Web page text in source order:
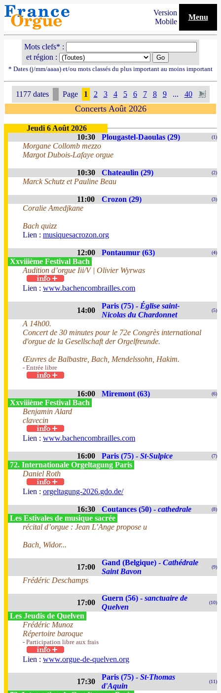
Version
Mobile
Menu
Mots clefs* :
et région :
* Dates (j/mm/aaaa) et/ou mots classés du plus important au moins important
1177 dates Page 1 2 3 4 5 6 7 8 9 ... 40
Concerts Août 2026
Jeudi 6 Août 2026
10:30
Plougastel-Daoulas (29) (1)
Morgane Collomb mezzo
Margot Dubois-Lafaye orgue
10:30 Chateaulin (29) (2)
Marck Schutz et Pauline Beau
11:00 Crozon (29) (3)
Coralie Amedjkane
Bach quizz
Lien : musiquesacrozon.org
12:00 Pontaumur (63) (4)
Xxviiième Festival Bach
Audition d’orgue Iii/V | Olivier Wyrwas
Lien : www.bachencombrailles.com
14:00
Paris (75) - Église saint-
Nicolas du Chardonnet
(5)
A 14h00.
Concert de 30 minutes pour le 72e Congrès international
d'orgue de la Gesellschaft der Orgelfreunde.
Œuvres de Balbastre, Bach, Mendelssohn, Hakim.
- Entrée libre
16:00 Miremont (63) (6)
Xxviiième Festival Bach
Benjamin Alard
clavecin
Lien : www.bachencombrailles.com
16:00 Paris (75) - St-Sulpice (7)
72. Internationale Orgeltagung Paris
Daniel Roth
Lien : orgeltagung-2026.gdo.de/
16:30 Coutances (50) - cathedrale (8)
Les Estivales de musique sacrée
récital d’orgue : Jean L’Ange propose u
Bach, Widor...
17:00
Gand (Belgique) - Cathédrale
Saint Bavon
(9)
Frédéric Deschamps
17:00
Guern (56) - sanctuaire de
Quelven
(10)
Les Jeudis de Quelven
Frédéric Munoz
Répertoire baroque
- Participation libre aux frais
Lien : www.orgue-de-quelven.org
17:30
Paris (75) - St-Thomas
d'Aquin
(11)